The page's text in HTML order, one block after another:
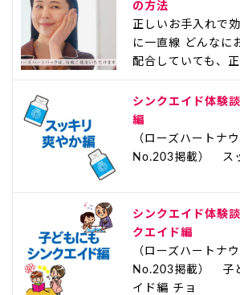
の方法
正しいお手入れで
に一直線 どんなに
配合していても、
シンクエイド体験
編
（ローズハートナ
No.203掲載） ス
シンクエイド体験
クエイド編
（ローズハートナ
No.203掲載） 子
イド編 チョ